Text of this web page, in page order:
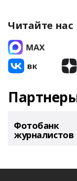
Читайте нас
Фотобанк
журналистов